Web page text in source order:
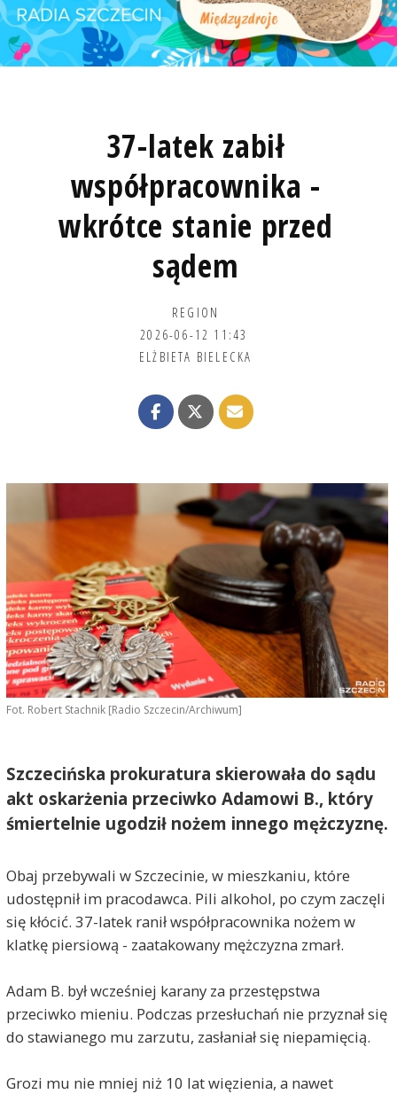
37-latek zabił
współpracownika -
wkrótce stanie przed
sądem
REGION
2026-06-12 11:43
ELŻBIETA BIELECKA
Fot. Robert Stachnik [Radio Szczecin/Archiwum]
Szczecińska prokuratura skierowała do sądu
akt oskarżenia przeciwko Adamowi B., który
śmiertelnie ugodził nożem innego mężczyznę.
Obaj przebywali w Szczecinie, w mieszkaniu, które
udostępnił im pracodawca. Pili alkohol, po czym zaczęli
się kłócić. 37-latek ranił współpracownika nożem w
klatkę piersiową - zaatakowany mężczyzna zmarł.
Adam B. był wcześniej karany za przestępstwa
przeciwko mieniu. Podczas przesłuchań nie przyznał się
do stawianego mu zarzutu, zasłaniał się niepamięcią.
Grozi mu nie mniej niż 10 lat więzienia, a nawet